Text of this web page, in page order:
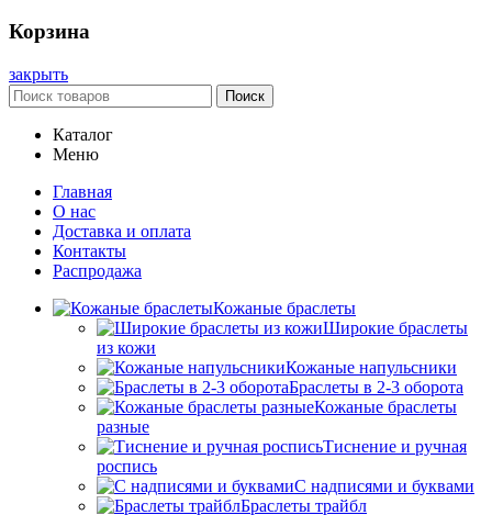
Корзина
закрыть
Поиск
Каталог
Меню
Главная
О нас
Доставка и оплата
Контакты
Распродажа
Кожаные браслеты
Широкие браслеты
из кожи
Кожаные напульсники
Браслеты в 2-3 оборота
Кожаные браслеты
разные
Тиснение и ручная
роспись
С надписями и буквами
Браслеты трайбл